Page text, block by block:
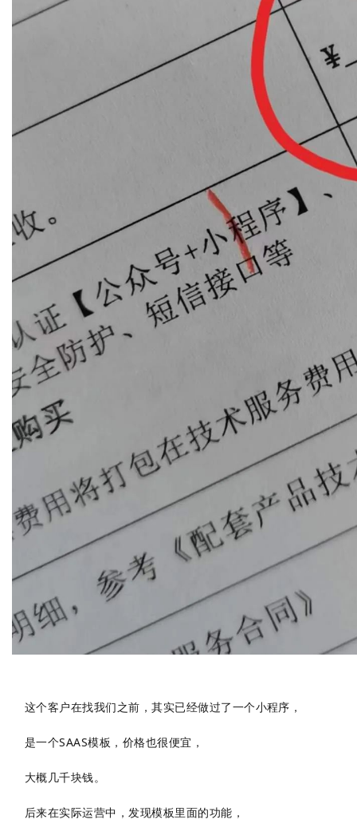
这个客户在找我们之前，其实已经做过了一个小程序，
是一个SAAS模板，价格也很便宜，
大概几千块钱。
后来在实际运营中，发现模板里面的功能，